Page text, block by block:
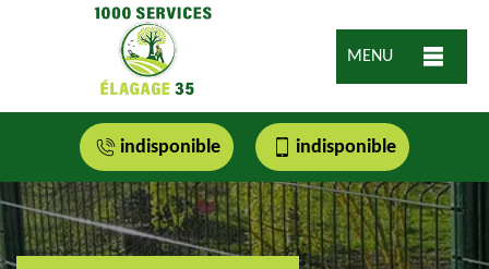
MENU
indisponible indisponible